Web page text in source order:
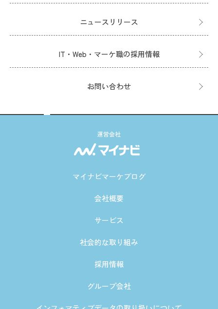
ニュースリリース
IT・Web・マーケ職の採用情報
お問い合わせ
運営会社
マイナビマーケブログ
会社概要
サービス
社会的な取り組み
採用情報
グループ会社